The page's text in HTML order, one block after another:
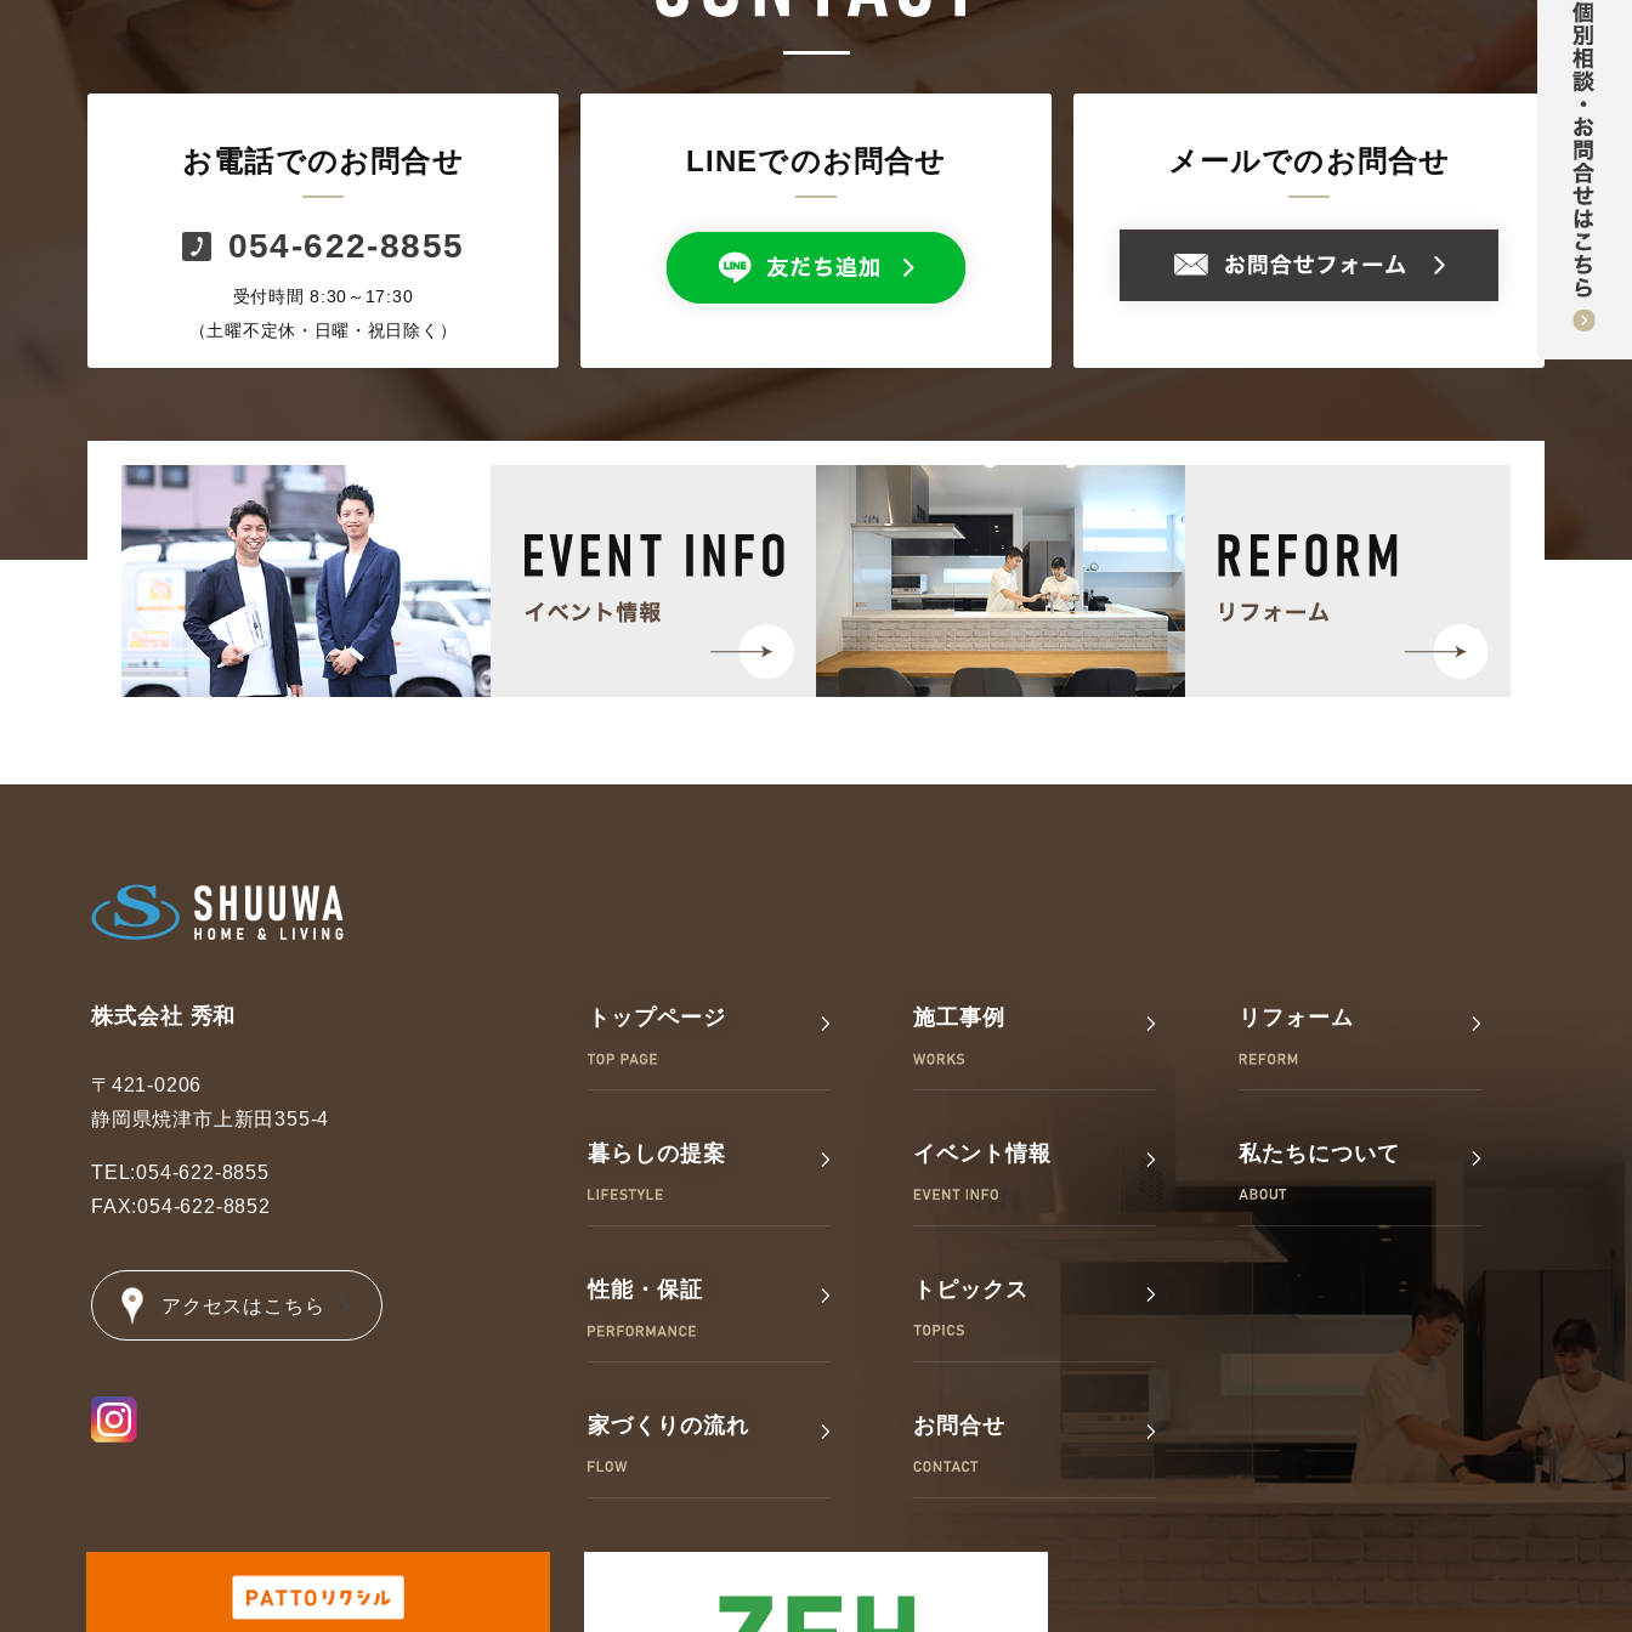
お電話でのお問合せ
054-622-8855
受付時間 8:30～17:30
（土曜不定休・日曜・祝日除く）
LINEでのお問合せ メールでのお問合せ
株式会社 秀和
〒421-0206
静岡県焼津市上新田355-4
TEL:054-622-8855
FAX:054-622-8852
アクセスはこちら
トップページ
暮らしの提案
性能・保証
家づくりの流れ
施工事例
イベント情報
トピックス
お問合せ
リフォーム
私たちについて